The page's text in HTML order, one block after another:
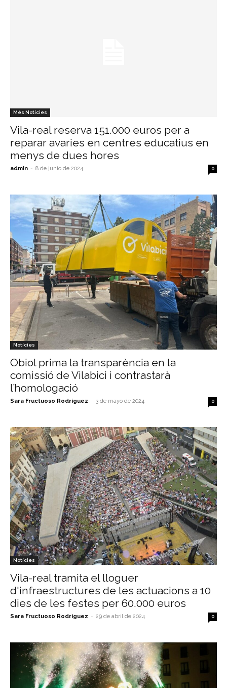
Més Notícies
Vila-real reserva 151.000 euros per a
reparar avaries en centres educatius en
menys de dues hores
admin - 8 de junio de 2024 0
Notícies
Obiol prima la transparència en la
comissió de Vilabici i contrastarà
l’homologació
Sara Fructuoso Rodríguez - 3 de mayo de 2024 0
Notícies
Vila-real tramita el lloguer
d'infraestructures de les actuacions a 10
dies de les festes per 60.000 euros
Sara Fructuoso Rodríguez - 29 de abril de 2024 0